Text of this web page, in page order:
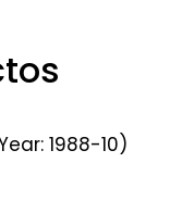
1988-10)